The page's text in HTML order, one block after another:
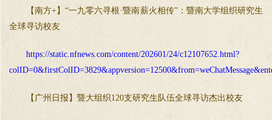
【南方+】“一九零六寻根·暨南薪火相传”：暨南大学组织研究生
全球寻访校友
https://static.nfnews.com/content/202601/24/c12107652.html?
【广州日报】暨大组织120支研究生队伍全球寻访杰出校友